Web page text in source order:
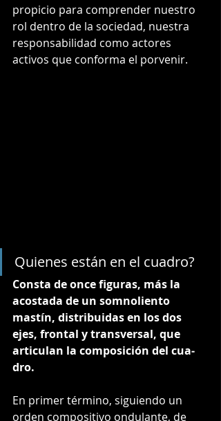
propicio para comprender nuestro
rol dentro de la sociedad, nuestra
responsabilidad como actores
activos que conforma el porvenir.
Quienes están en el cuadro?
Consta de once fi­guras, más la
acostada de un somnoliento
mastín, distribuidas en los dos
ejes, frontal y transversal, que
articulan la composición del cua­
dro.
En primer término, siguiendo un
orden compositivo ­ondulante, de